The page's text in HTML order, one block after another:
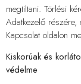
megtiltani. Törlési
Adatkezelő részére,
Kapcsolat oldalon
Kiskorúak és
védelme